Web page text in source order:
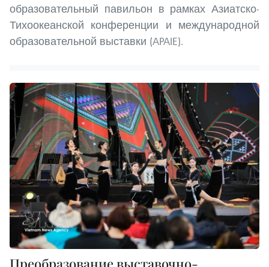
образовательный павильон в рамках Азиатско-
Тихоокеанской конференции и международной
образовательной выставки (APAIE).